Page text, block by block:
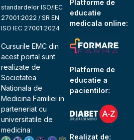
standardelor ISO/IEC
27001:2022 / SR EN
ISO IEC 27001:2024
Cursurile EMC din
acest portal sunt
realizate de
Societatea
Nationala de
Medicina Familiei in
parteneriat cu
universitatile de
medicina:
Platforme de
educatie
medicala online:
Platforme de
educatie a
pacientilor:
Realizat de: